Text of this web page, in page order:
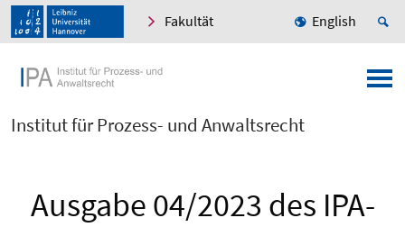
Fakultät English
Institut für Prozess- und Anwaltsrecht
Ausgabe 04/2023 des IPA-